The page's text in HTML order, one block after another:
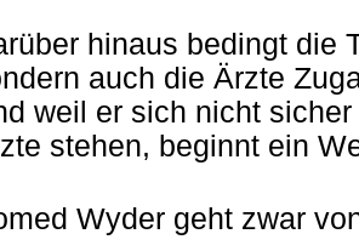
hinaus bedingt die
auch die Ärzte
weil er sich nicht
stehen, beginnt ein
Wyder geht zwar von